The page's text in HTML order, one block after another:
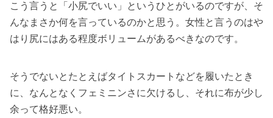
こう言うと「小尻でいい」というひとがいるのですが、そ
んなまさか何を言っているのかと思う。女性と言うのはや
はり尻にはある程度ボリュームがあるべきなのです。
そうでないとたとえばタイトスカートなどを履いたとき
に、なんとなくフェミニンさに欠けるし、それに布が少し
余って格好悪い。